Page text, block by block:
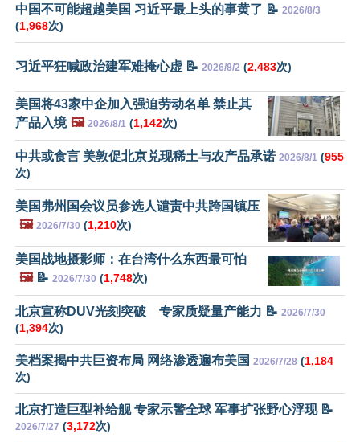
中国不可能超越美国 习近平最上头的事黄了 📝 2026/8/3
(1,968次)
习近平狂喊政治建军难掩心虚 📝 2026/8/2 (2,483次)
美国将43家中企加入强迫劳动名单 禁止其
产品入境 🖼️ 2026/8/1 (1,142次)
中共或食言 美敦促北京兑现稀土与农产品承诺 2026/8/1 (955
次)
美国弗州国会议员参选人谴责中共跨国镇压
🖼️ 2026/7/30 (1,210次)
美国战地摄影师：在台湾什么东西最可怕
🖼️📝 2026/7/30 (1,748次)
北京宣称DUV光刻突破 专家质疑量产能力 📝 2026/7/30
(1,394次)
美档案揭中共巨资布局 网络渗透遍布美国 2026/7/28 (1,184
次)
北京打造巨型补给舰 专家示警全球 军事扩张野心浮现 📝
2026/7/27 (3,172次)